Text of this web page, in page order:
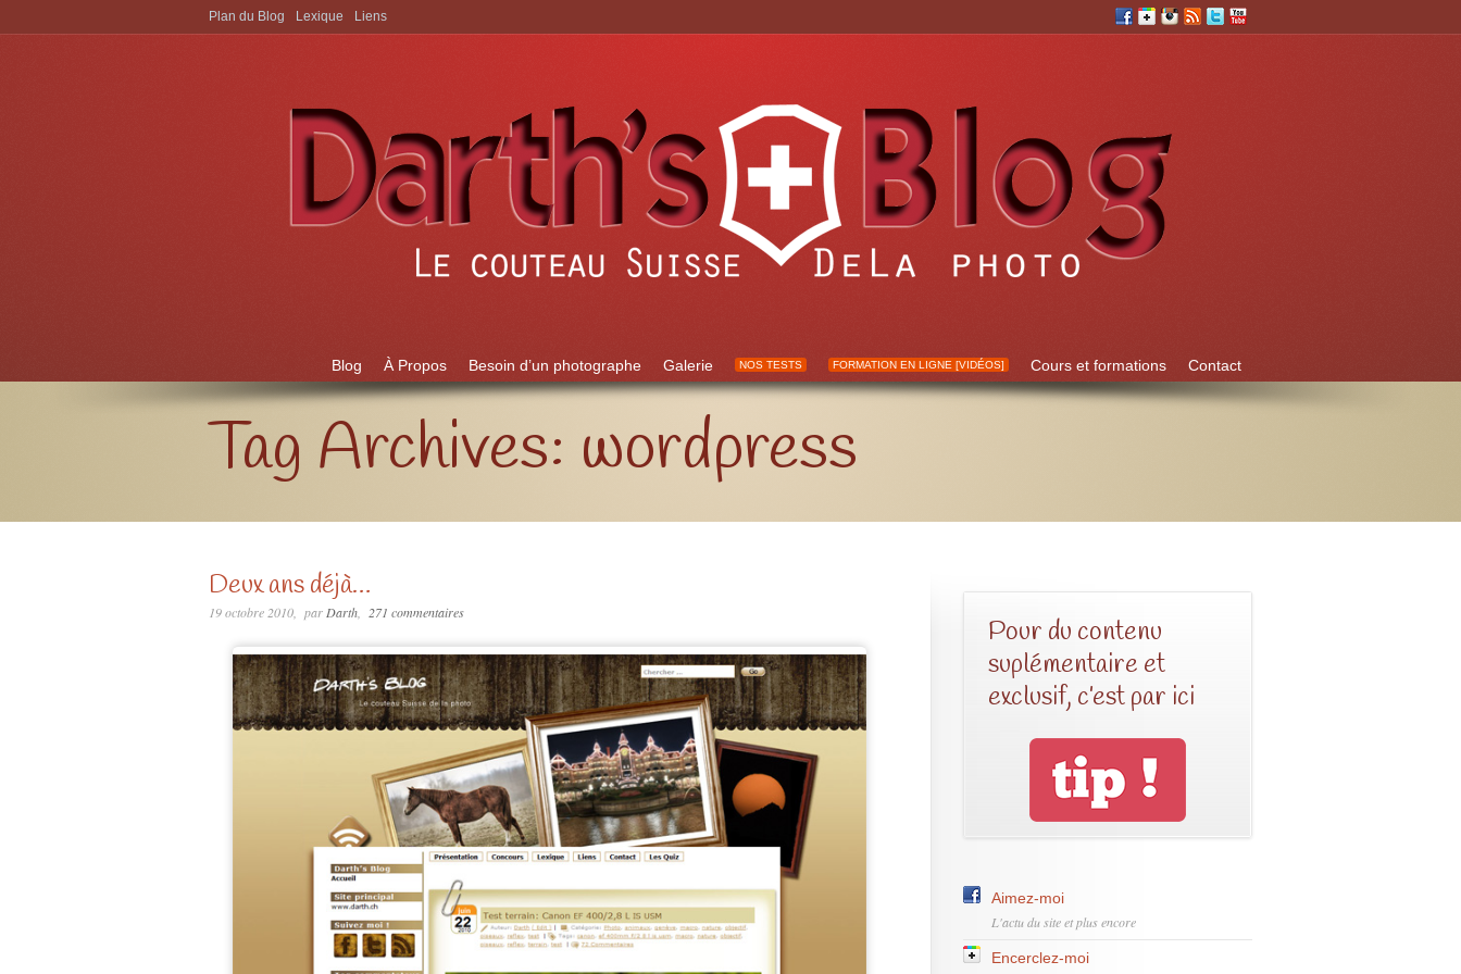
Aller à:
Blog À Propos Besoin d’un photographe Galerie NOS TESTS FORMATION EN LIGNE [VIDÉOS] Cours et formations Contact
Plan du Blog Lexique Liens
Tag Archives: wordpress
Deux ans déjà…
19 octobre 2010 par Darth 271 commentaires
Pour du contenu
suplémentaire et
exclusif, c’est par ici
Aimez-moi
L'actu du site et plus encore
Encerclez-moi